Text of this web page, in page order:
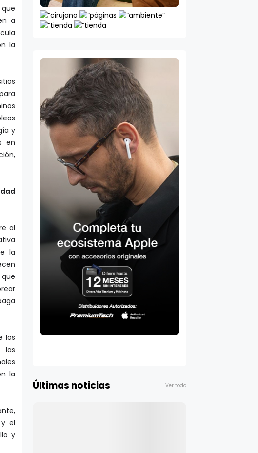
a
la
y
en
al
la
los
las
la
el
y
Últimas noticias Ver todo